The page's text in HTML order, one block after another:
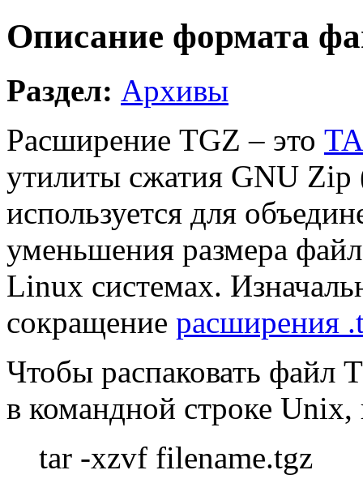
Описание формата
Раздел: Архивы
Расширение TGZ – это
утилиты сжатия GNU
используется для
уменьшения размера
Linux системах.
сокращение расширения
Чтобы распаковать файл
в командной строке
tar -xzvf filename.tgz